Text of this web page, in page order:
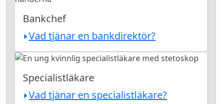
Bankchef
Vad tjänar en bankdirektör?
Specialistläkare
Vad tjänar en specialistläkare?